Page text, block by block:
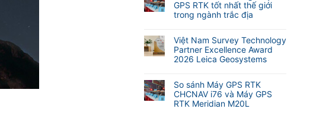
Dựng
Và
Hình
GNSS
RTK
nhất
thế
giới
RTK
đa
với
RTK
truyền
luận
ở
trình
từ
sinh
kỹ
sư
trắc
GPS RTK tốt nhất thế giới
trong ngành trắc địa
có
bình
luận
ở
sách
các
hãng
Việt Nam Survey Technology
Partner Excellence Award
2026 Leica Geosystems
có
bình
luận
ở
So sánh Máy GPS RTK
CHCNAV i76 và Máy GPS
RTK Meridian M20L